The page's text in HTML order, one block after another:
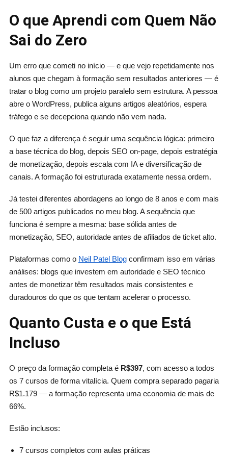
O que Aprendi com Quem Não
Sai do Zero
Um erro que cometi no início — e que vejo repetidamente nos
alunos que chegam à formação sem resultados anteriores — é
tratar o blog como um projeto paralelo sem estrutura. A pessoa
abre o WordPress, publica alguns artigos aleatórios, espera
tráfego e se decepciona quando não vem nada.
O que faz a diferença é seguir uma sequência lógica: primeiro
a base técnica do blog, depois SEO on-page, depois estratégia
de monetização, depois escala com IA e diversificação de
canais. A formação foi estruturada exatamente nessa ordem.
Já testei diferentes abordagens ao longo de 8 anos e com mais
de 500 artigos publicados no meu blog. A sequência que
funciona é sempre a mesma: base sólida antes de
monetização, SEO, autoridade antes de afiliados de ticket alto.
Plataformas como o Neil Patel Blogconfirmam isso em várias
análises: blogs que investem em autoridade e SEO técnico
antes de monetizar têm resultados mais consistentes e
duradouros do que os que tentam acelerar o processo.
Quanto Custa e o que Está
Incluso
O preço da formação completa é R$397, com acesso a todos
os 7 cursos de forma vitalícia. Quem compra separado pagaria
R$1.179 — a formação representa uma economia de mais de
66%.
Estão inclusos:
7 cursos completos com aulas práticas